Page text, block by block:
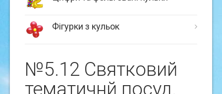
Фігурки з кульок
№5.12 Святковий
тематичнй посуд.